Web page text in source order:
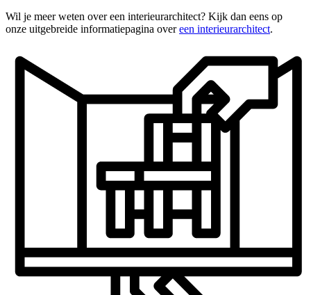
Wil je meer weten over een interieurarchitect? Kijk dan eens op
onze uitgebreide informatiepagina overeen interieurarchitect.